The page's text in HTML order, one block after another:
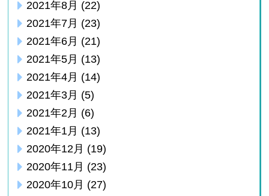
2021年8月 (22)
2021年7月 (23)
2021年6月 (21)
2021年5月 (13)
2021年4月 (14)
2021年3月 (5)
2021年2月 (6)
2021年1月 (13)
2020年12月 (19)
2020年11月 (23)
2020年10月 (27)